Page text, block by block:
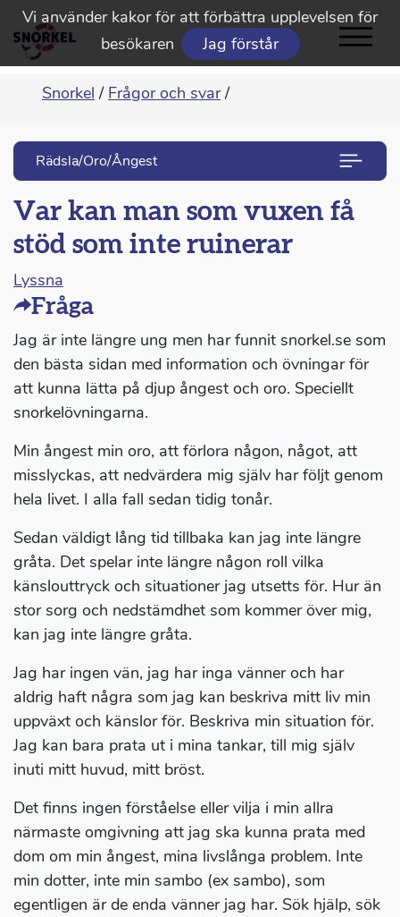
Vi använder kakor för att förbättra upplevelsen för
besökaren
Jag förstår
Snorkel / Frågor och svar /
Rädsla/Oro/Ångest
Var kan man som vuxen få
stöd som inte ruinerar
Lyssna
Fråga
Jag är inte längre ung men har funnit snorkel.se som
den bästa sidan med information och övningar för
att kunna lätta på djup ångest och oro. Speciellt
snorkelövningarna.
Min ångest min oro, att förlora någon, något, att
misslyckas, att nedvärdera mig själv har följt genom
hela livet. I alla fall sedan tidig tonår.
Sedan väldigt lång tid tillbaka kan jag inte längre
gråta. Det spelar inte längre någon roll vilka
känslouttryck och situationer jag utsetts för. Hur än
stor sorg och nedstämdhet som kommer över mig,
kan jag inte längre gråta.
Jag har ingen vän, jag har inga vänner och har
aldrig haft några som jag kan beskriva mitt liv min
uppväxt och känslor för. Beskriva min situation för.
Jag kan bara prata ut i mina tankar, till mig själv
inuti mitt huvud, mitt bröst.
Det finns ingen förståelse eller vilja i min allra
närmaste omgivning att jag ska kunna prata med
dom om min ångest, mina livslånga problem. Inte
min dotter, inte min sambo (ex sambo), som
egentligen är de enda vänner jag har. Sök hjälp, sök